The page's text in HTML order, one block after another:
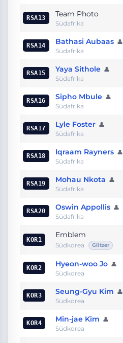
RSA13 Team Photo
Südafrika
RSA14 Bathasi Aubaas 👤
Südafrika
RSA15 Yaya Sithole 👤
Südafrika
RSA16 Sipho Mbule 👤
Südafrika
RSA17 Lyle Foster 👤
Südafrika
RSA18 Iqraam Rayners 👤
Südafrika
RSA19 Mohau Nkota 👤
Südafrika
RSA20 Oswin Appollis 👤
Südafrika
KOR1
Emblem
Südkorea Glitzer
KOR2 Hyeon-woo Jo 👤
Südkorea
KOR3 Seung-Gyu Kim 👤
Südkorea
KOR4 Min-jae Kim 👤
Südkorea